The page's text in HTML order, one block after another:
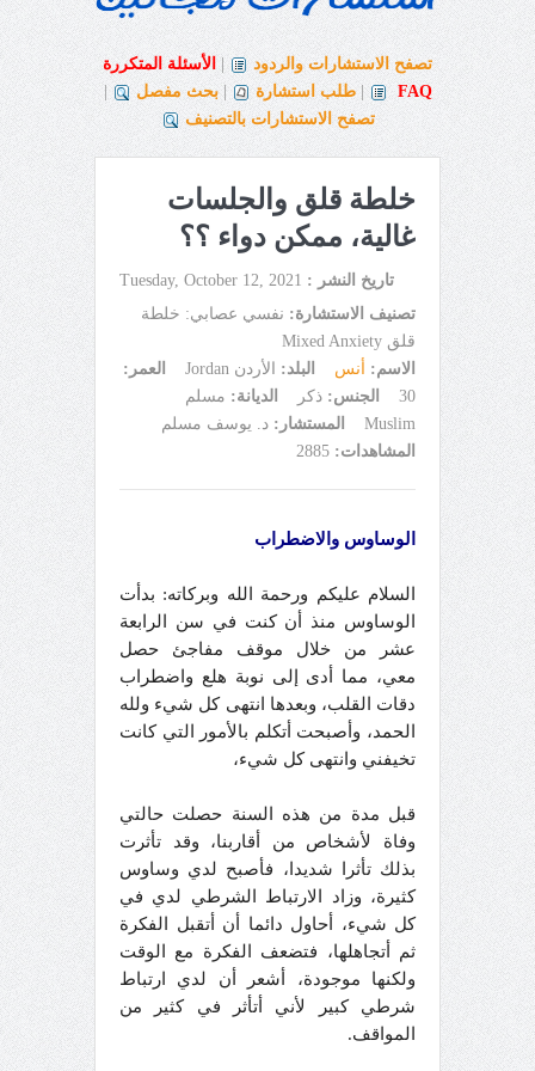
تصفح الاستشارات والردود
الأسئلة المتكررة
FAQ
طلب استشارة بحث مفصل
تصفح الاستشارات بالتصنيف
خلطة قلق والجلسات
غالية، ممكن دواء ؟؟
تاريخ النشر : Tuesday, October 12, 2021
تصنيف الاستشارة: نفسي عصابي: خلطة
قلق Mixed Anxiety
الاسم:
أنس البلد: الأردن Jordan
العمر:
30
الجنس: ذكر الديانة: مسلم
Muslim
المستشار: د. يوسف مسلم
المشاهدات: 2885
الوساوس والاضطراب
السلام عليكم ورحمة الله وبركاته: بدأت
الوساوس منذ أن كنت في سن الرابعة
عشر من خلال موقف مفاجئ حصل
معي، مما أدى إلى نوبة هلع واضطراب
دقات القلب، وبعدها انتهى كل شيء ولله
الحمد، وأصبحت أتكلم بالأمور التي كانت
تخيفني وانتهى كل شيء،
قبل مدة من هذه السنة حصلت حالتي
وفاة لأشخاص من أقاربنا، وقد تأثرت
بذلك تأثرا شديدا، فأصبح لدي وساوس
كثيرة، وزاد الارتباط الشرطي لدي في
كل شيء، أحاول دائما أن أتقبل الفكرة
ثم أتجاهلها، فتضعف الفكرة مع الوقت
ولكنها موجودة، أشعر أن لدي ارتباط
شرطي كبير لأني أتأثر في كثير من
المواقف.